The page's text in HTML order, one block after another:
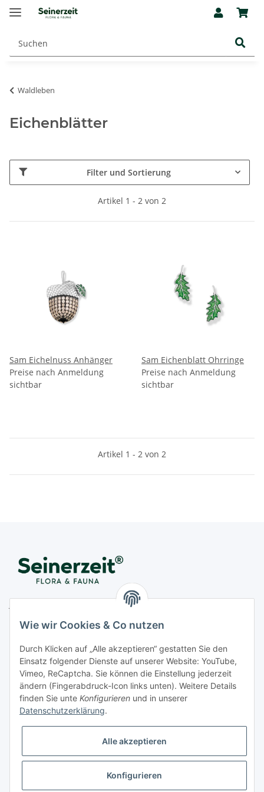
Waldleben
Eichenblätter
Filter und Sortierung
Artikel 1 - 2 von 2
Sam Eichelnuss Anhänger
Preise nach Anmeldung
sichtbar
Sam Eichenblatt Ohrringe
Preise nach Anmeldung
sichtbar
Artikel 1 - 2 von 2
D - 10711 Berlin
Telefon+49 (0)30 364 123 80
Fax+49 (0)30 364 123 82
Mo-Fr von 11:00 - 17:00 Uhr
E-Mailoffice@seinerzeit-berlin.de
Gesetzliche Informationen
Wie wir Cookies & Co nutzen
Durch Klicken auf „Alle akzeptieren“ gestatten Sie den
Einsatz folgender Dienste auf unserer Website: YouTube,
Vimeo, ReCaptcha. Sie können die Einstellung jederzeit
ändern (Fingerabdruck-Icon links unten). Weitere Details
finden Sie unte Konfigurieren und in unserer
Datenschutzerklärung.
Alle akzeptieren
Konfigurieren